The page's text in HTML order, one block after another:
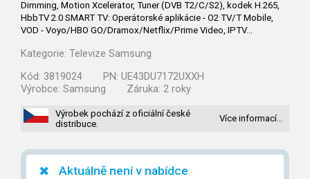
Dimming, Motion Xcelerator, Tuner (DVB T2/C/S2), kodek H.265,
HbbTV 2.0 SMART TV: Operátorské aplikácie - O2 TV/T Mobile,
VOD - Voyo/HBO GO/Dramox/Netflix/Prime Video, IPTV…
Kategorie: Televize Samsung
Kód: 3819024 PN: UE43DU7172UXXH
Výrobce: Samsung Záruka: 2 roky
Výrobek pochází z oficiální české
distribuce.
Více informací…
Aktuálně není v nabídce